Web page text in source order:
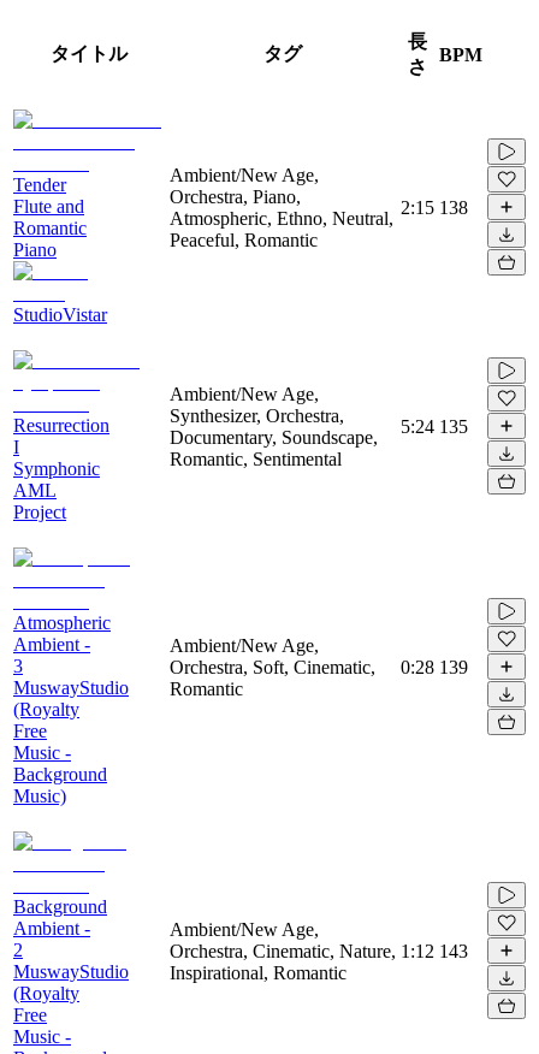
タイトル タグ
長
さ
BPM
Tender
Flute and
Romantic
Piano
StudioVistar
Ambient/New Age,
Orchestra, Piano,
Atmospheric, Ethno, Neutral,
Peaceful, Romantic
2:15 138
Resurrection
I
Symphonic
AML
Project
Ambient/New Age,
Synthesizer, Orchestra,
Documentary, Soundscape,
Romantic, Sentimental
5:24 135
Atmospheric
Ambient -
3
MuswayStudio
(Royalty
Free
Music -
Background
Music)
Ambient/New Age,
Orchestra, Soft, Cinematic,
Romantic
0:28 139
Background
Ambient -
2
MuswayStudio
(Royalty
Free
Music -
Ambient/New Age,
Orchestra, Cinematic, Nature,
Inspirational, Romantic
1:12 143